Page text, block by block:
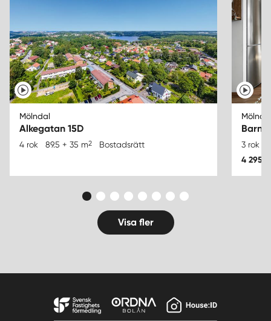
Mölndal
Alkegatan 15D
4 rok 89.5 + 35 m2 Bostadsrätt 3 rok
4 295
Visa fler